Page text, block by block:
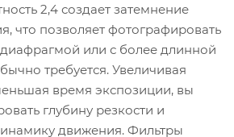
2,4 создает затемнение
что позволяет фотографировать
или с более длинной
требуется. Увеличивая
время экспозиции, вы
глубину резкости и
движения. Фильтры